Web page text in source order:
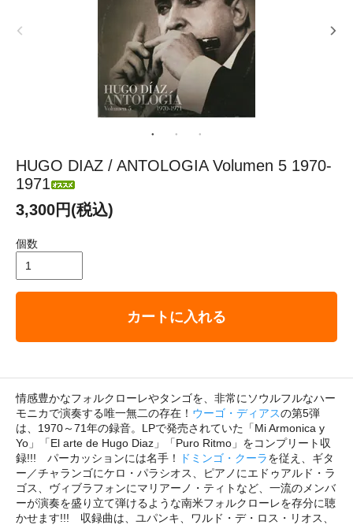
HUGO DIAZ / ANTOLOGIA Volumen 5 1970-
1971
3,300円(税込)
個数
カートに入れる
情感豊かなフォルクローレやタンゴを、非常にソウルフルなハー
モニカで演奏する唯一無二の存在！ ウーゴ・ディアスの第5弾
は、1970～71年の録音。LPで発売されていた「Mi Armonica y
Yo」「El arte de Hugo Diaz」「Puro Ritmo」をコンプリート収
録!!! パーカッションには名手！
ドミンゴ・クーラを従え、ギタ
ー／チャランゴにケロ・パラシオス、ピアノにエドゥアルド・ラ
ゴス、ヴィブラフォンにマリアーノ・ティトなど、一流のメンバ
ーが演奏を盛り立て弾けるような南米フォルクローレを存分に聴
かせます!!! 収録曲は、ユパンキ、ワルド・デ・ロス・リオス、